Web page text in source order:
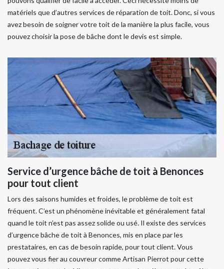
matériels que d’autres services de réparation de toit. Donc, si vous
avez besoin de soigner votre toit de la manière la plus facile, vous
pouvez choisir la pose de bâche dont le devis est simple.
Service d’urgence bâche de toit à Benonces
pour tout client
Lors des saisons humides et froides, le problème de toit est
fréquent. C’est un phénomène inévitable et généralement fatal
quand le toit n’est pas assez solide ou usé. Il existe des services
d’urgence bâche de toit à Benonces, mis en place par les
prestataires, en cas de besoin rapide, pour tout client. Vous
pouvez vous fier au couvreur comme Artisan Pierrot pour cette